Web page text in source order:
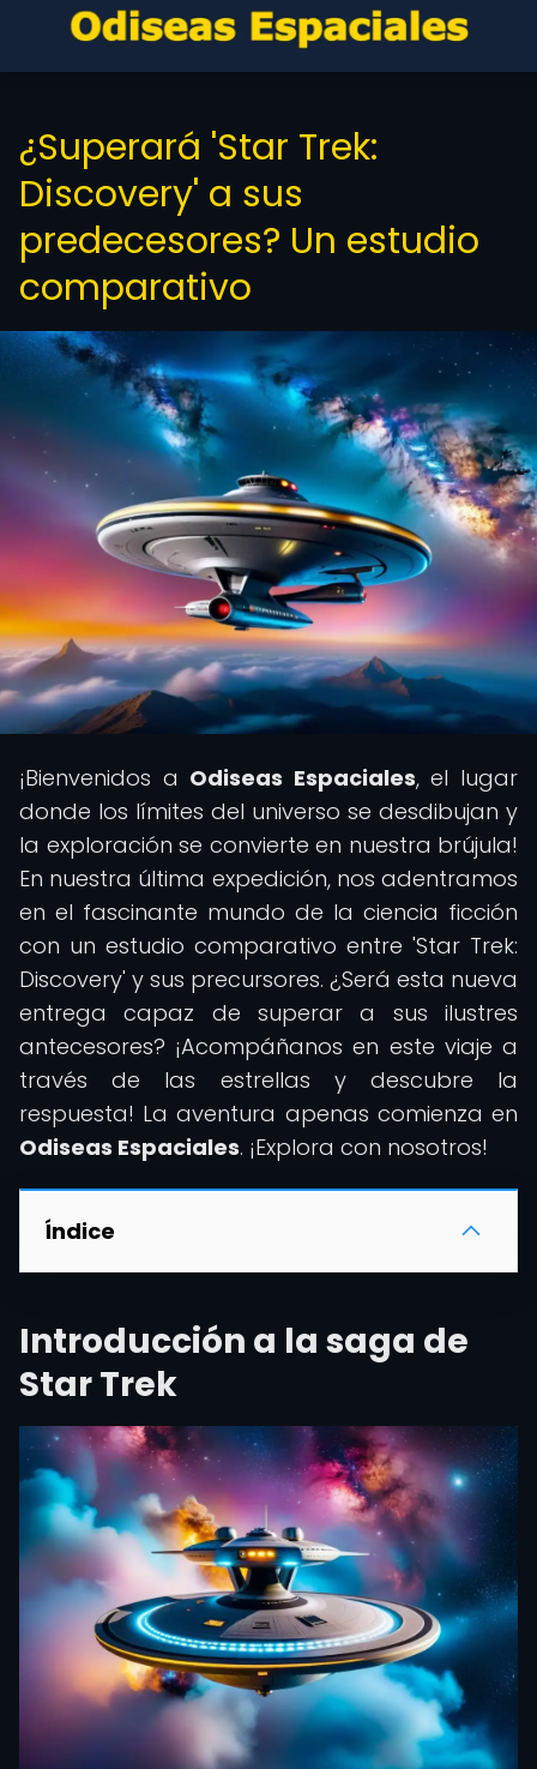
¿Superará 'Star Trek:
Discovery' a sus
predecesores? Un estudio
comparativo
¡Bienvenidos a Odiseas Espaciales, el lugar
donde los límites del universo se desdibujan y
la exploración se convierte en nuestra brújula!
En nuestra última expedición, nos adentramos
en el fascinante mundo de la ciencia ficción
con un estudio comparativo entre 'Star Trek:
Discovery' y sus precursores. ¿Será esta nueva
entrega capaz de superar a sus ilustres
antecesores? ¡Acompáñanos en este viaje a
través de las estrellas y descubre la
respuesta! La aventura apenas comienza en
Odiseas Espaciales. ¡Explora con nosotros!
Índice
Introducción a la saga de
Star Trek